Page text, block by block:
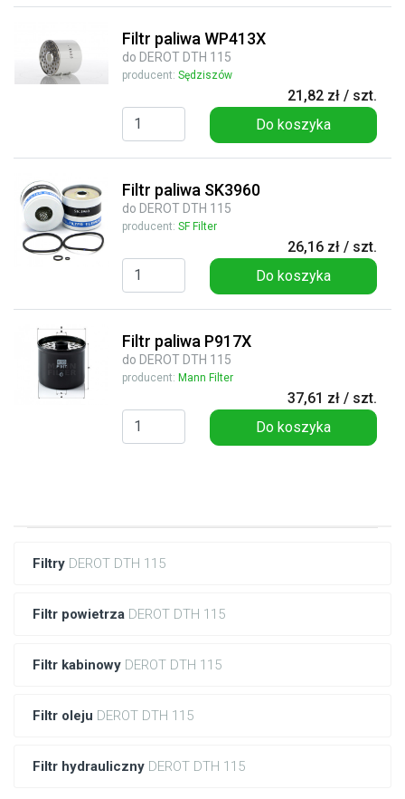
Filtry DEROT DTH 115
Filtr powietrza DEROT DTH 115
Filtr kabinowy DEROT DTH 115
Filtr oleju DEROT DTH 115
Filtr hydrauliczny DEROT DTH 115
Filtr paliwa WP413X
do DEROT DTH 115
producent: Sędziszów
21,82 zł / szt.
Do koszyka
Filtr paliwa SK3960
do DEROT DTH 115
producent: SF Filter
26,16 zł / szt.
Do koszyka
Filtr paliwa P917X
do DEROT DTH 115
producent: Mann Filter
37,61 zł / szt.
Do koszyka